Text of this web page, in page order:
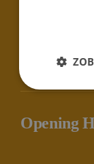
Privacy policy
Opening